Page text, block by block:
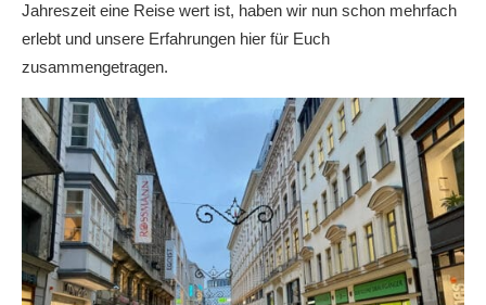
Jahreszeit eine Reise wert ist, haben wir nun schon mehrfach
erlebt und unsere Erfahrungen hier für Euch
zusammengetragen.